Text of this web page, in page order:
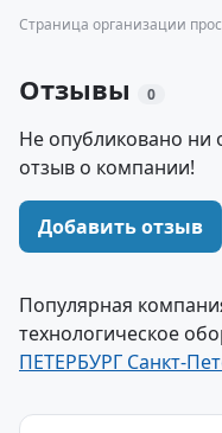
Страница организации
Отзывы 0
Не опубликовано ни
отзыв о компании!
Добавить отзыв
Популярная
технологическое
ПЕТЕРБУРГ Санкт-